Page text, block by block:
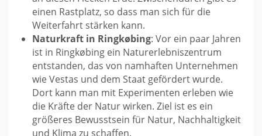
einen Rastplatz, so dass man sich für die
Weiterfahrt stärken kann.
Naturkraft in Ringkøbing: Vor ein paar Jahren
ist in Ringkøbing ein Naturerlebniszentrum
entstanden, das von namhaften Unternehmen
wie Vestas und dem Staat gefördert wurde.
Dort kann man mit Experimenten erleben wie
die Kräfte der Natur wirken. Ziel ist es ein
größeres Bewusstsein für Natur, Nachhaltigkeit
und Klima zu schaffen.